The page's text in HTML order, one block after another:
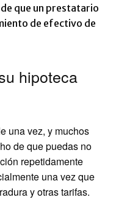
que un prestatario
de efectivo de
hipoteca
una vez, y muchos
de que puedas no
repetidamente
una vez que
y otras tarifas.